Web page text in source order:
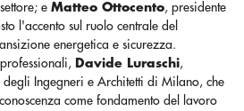
e Matteo Ottocento , presidente
l'accento sul ruolo centrale del
energetica e sicurezza.
Davide Luraschi
degli Ingegneri e Architetti di Milano, che
come fondamento del lavoro